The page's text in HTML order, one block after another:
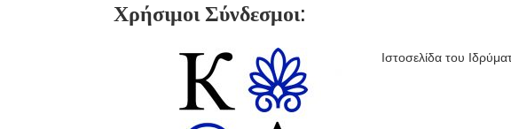
Χρήσιμοι Σύνδεσμοι:
Ιστοσελίδα του